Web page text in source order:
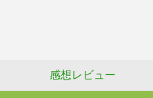
感想レビュー